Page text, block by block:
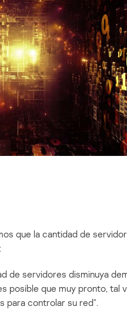
que la cantidad de
de servidores disminuya
posible que muy pronto, tal
para controlar su red”.